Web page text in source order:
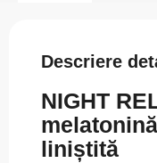
Descriere
NIGHT
liniștită